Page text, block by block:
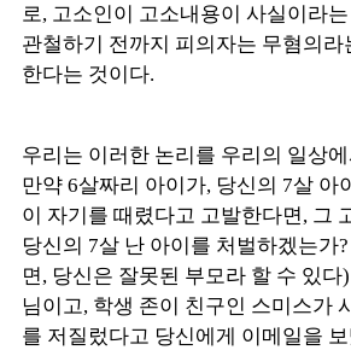
로, 고소인이 고소내용이 사실이라
관철하기 전까지 피의자는 무혐의
한다는 것이다.
우리는 이러한 논리를 우리의 일상
만약 6살짜리 아이가, 당신의 7살 아
이 자기를 때렸다고 고발한다면, 그
당신의 7살 난 아이를 처벌하겠는가
면, 당신은 잘못된 부모라 할 수 있다
님이고, 학생 존이 친구인 스미스가
를 저질렀다고 당신에게 이메일을